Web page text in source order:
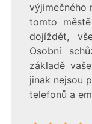
výjimečného
tomto
dojíždět,
Osobní
základě
jinak nejsou
telefonů a